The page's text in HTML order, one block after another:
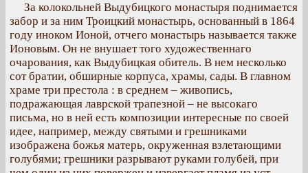
За колокольней Выдубицкого монастыря поднимается
забор и за ним Троицкий монастырь, основанный в 1864
году иноком Ионой, отчего монастырь называется также
Ионовым. Он не внушает того художественнаго
очарования, как Выдубицкая обитель. В нем несколько
сот братии, обширные корпуса, храмы, сады. В главном
храме три престола : в среднем – живопись,
подражающая лаврской трапезной – не высокаго
письма, но в ней есть композиции интересные по своей
идее, например, между святыми и грешниками
изображена божья матерь, окруженная взлетающими
голубями; грешники разрывают руками голубей, при